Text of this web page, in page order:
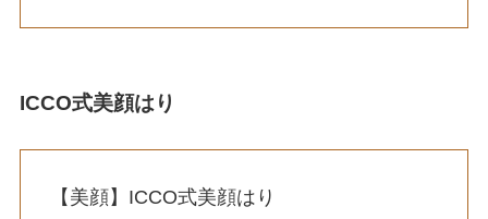
ICCO式美顔はり
【美顔】ICCO式美顔はり